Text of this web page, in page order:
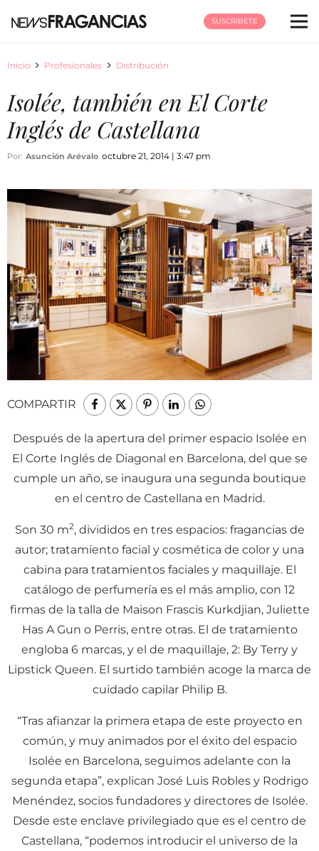
SUSCRÍBETE
Inicio Profesionales Distribución
Isolée, también en El Corte
Inglés de Castellana
Por: Asunción Arévalo octubre 21, 2014 | 3:47 pm
COMPARTIR
Después de la apertura del primer espacio Isolée en
El Corte Inglés de Diagonal en Barcelona, del que se
cumple un año, se inaugura una segunda boutique
en el centro de Castellana en Madrid.
Son 30 m2, divididos en tres espacios: fragancias de
autor; tratamiento facial y cosmética de color y una
cabina para tratamientos faciales y maquillaje. El
catálogo de perfumería es el más amplio, con 12
firmas de la talla de Maison Frascis Kurkdjian, Juliette
Has A Gun o Perris, entre otras. El de tratamiento
engloba 6 marcas, y el de maquillaje, 2: By Terry y
Lipstick Queen. El surtido también acoge la marca de
cuidado capilar Philip B.
“Tras afianzar la primera etapa de este proyecto en
común, y muy animados por el éxito del espacio
Isolée en Barcelona, seguimos adelante con la
segunda etapa”, explican José Luis Robles y Rodrigo
Menéndez, socios fundadores y directores de Isolée.
Desde este enclave privilegiado que es el centro de
Castellana, “podemos introducir el universo de la